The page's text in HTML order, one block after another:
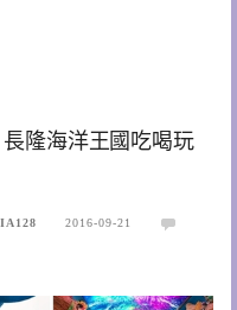
長隆海洋王國吃喝玩
2016-09-21